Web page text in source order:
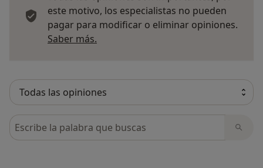
este motivo, los especialistas no pueden
pagar para modificar o eliminar opiniones.
Saber más.
Busca en opiniones